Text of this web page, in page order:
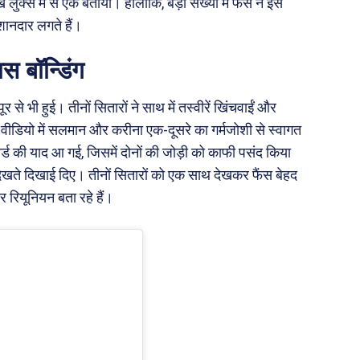
लगते हैं।
बॉन्डिंग
भी हुई। तीनों सितारों ने साथ में तस्वीरें खिंचवाईं और
में सलमान और करीना एक-दूसरे का गर्मजोशी से स्वागत
याद आ गई, जिसमें दोनों की जोड़ी को काफी पसंद किया
दिखाई दिए। तीनों सितारों को एक साथ देखकर फैंस बेहद
बता रहे हैं।